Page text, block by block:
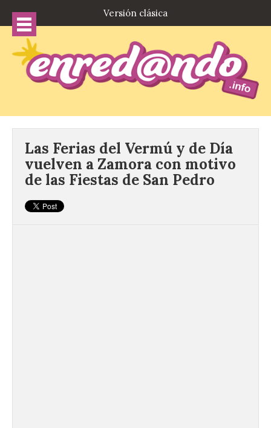
Versión clásica
Las Ferias del Vermú y de Día
vuelven a Zamora con motivo
de las Fiestas de San Pedro